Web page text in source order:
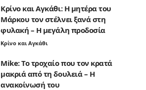
Κρίνο και Αγκάθι: Η μητέρα του
Μάρκου τον στέλνει ξανά στη
φυλακή – Η μεγάλη προδοσία
Κρίνο και Αγκάθι
Mike: Το τροχαίο που τον κρατά
μακριά από τη δουλειά – Η
ανακοίνωσή του